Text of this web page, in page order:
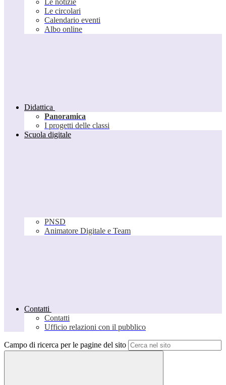
Le notizie
Le circolari
Calendario eventi
Albo online
Didattica
Panoramica
I progetti delle classi
Scuola digitale
PNSD
Animatore Digitale e Team
Contatti
Contatti
Ufficio relazioni con il pubblico
Campo di ricerca per le pagine del sito